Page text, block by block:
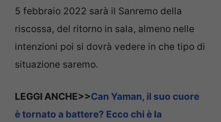
5 febbraio 2022 sarà il Sanremo della
riscossa, del ritorno in sala, almeno nelle
intenzioni poi si dovrà vedere in che tipo di
situazione saremo.
LEGGI ANCHE>>Can Yaman, il suo cuore
è tornato a battere? Ecco chi è la